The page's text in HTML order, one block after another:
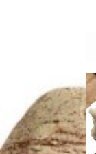
П
у
б
л